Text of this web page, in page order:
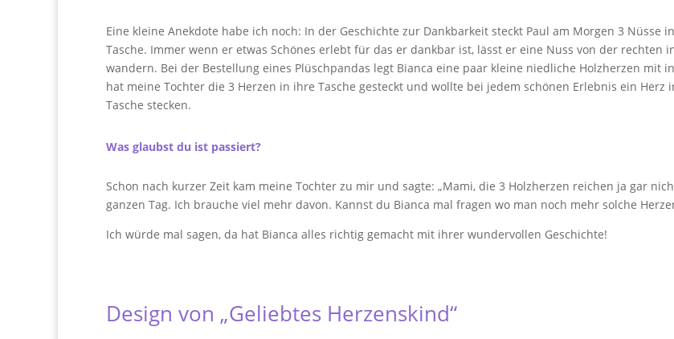
Eine kleine Anekdote habe ich noch: In der Geschichte zur Dankbarkeit steckt Paul am Morgen 3 Nüsse
Tasche. Immer wenn er etwas Schönes erlebt für das er dankbar ist, lässt er eine Nuss von der rechten
wandern. Bei der Bestellung eines Plüschpandas legt Bianca eine paar kleine niedliche Holzherzen mit
hat meine Tochter die 3 Herzen in ihre Tasche gesteckt und wollte bei jedem schönen Erlebnis ein Herz
Tasche stecken.
Was glaubst du ist passiert?
Schon nach kurzer Zeit kam meine Tochter zu mir und sagte: „Mami, die 3 Holzherzen reichen ja gar
ganzen Tag. Ich brauche viel mehr davon. Kannst du Bianca mal fragen wo man noch mehr solche
Ich würde mal sagen, da hat Bianca alles richtig gemacht mit ihrer wundervollen Geschichte!
Design von „Geliebtes Herzenskind“